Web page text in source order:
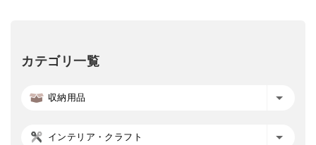
カテゴリ一覧
収納用品
インテリア・クラフト